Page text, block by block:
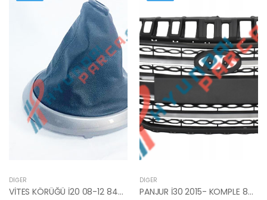
DIĞER
VİTES KÖRÜĞÜ İ20 08-12 84640-1J000-YS
DIĞER
PANJUR İ30 2015- KOMPLE 86350-A6800-YS